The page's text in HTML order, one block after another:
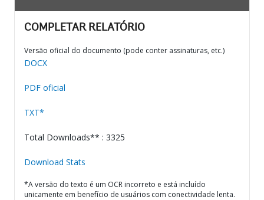
COMPLETAR RELATÓRIO
Versão oficial do documento (pode conter assinaturas, etc.)
DOCX
PDF oficial
TXT*
Total Downloads** : 3325
Download Stats
*A versão do texto é um OCR incorreto e está incluído
unicamente em benefício de usuários com conectividade lenta.